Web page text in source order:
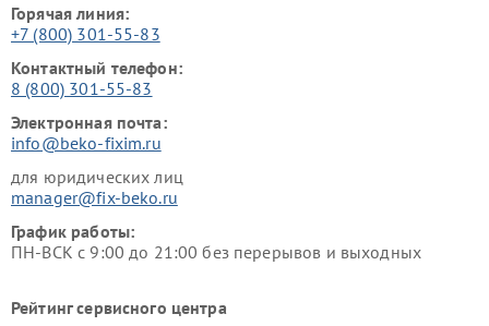
Горячая линия:
+7 (800) 301-55-83
Контактный телефон:
8 (800) 301-55-83
Электронная почта:
info@beko-fixim.ru
для юридических лиц
manager@fix-beko.ru
График работы:
ПН-ВСК с 9:00 до 21:00 без перерывов и выходных
Рейтинг сервисного центра